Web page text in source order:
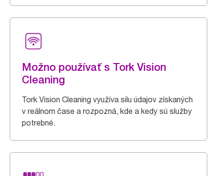
Možno používať s Tork Vision
Cleaning
Tork Vision Cleaning využíva silu údajov získaných
v reálnom čase a rozpozná, kde a kedy sú služby
potrebné.